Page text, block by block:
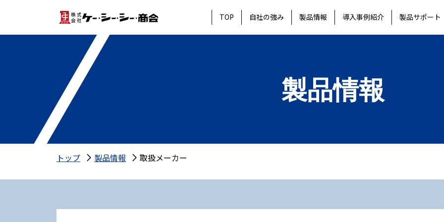
TOP 自社の強み 製品情報 導入事例紹介 製品サポート
製品情報
トップ 製品情報 取扱メーカー